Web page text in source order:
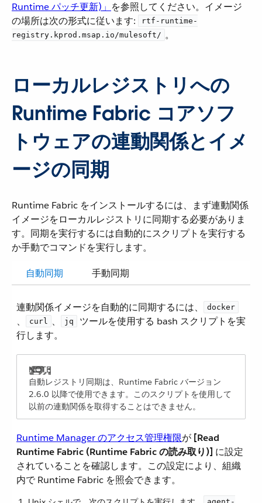
Runtime パッチ更新)」 ​を参照してください。イメージ
の場所は次の形式に従います:
rtf-runtime-
registry.kprod.msap.io/mulesoft/ ​。
ローカルレジストリへの
Runtime Fabric コアソフ
トウェアの連動関係とイメ
ージの同期
Runtime Fabric をインストールするには、まず連動関係
イメージをローカルレジストリに同期する必要がありま
す。同期を実行するには自動的にスクリプトを実行する
か手動でコマンドを実行します。
自動同期 手動同期
連動関係イメージを自動的に同期するには、​ docker
、​
curl ​、​ jq
​ ツールを使用する bash スクリプトを実
行します。
自動レジストリ同期は、Runtime Fabric バージョン
2.6.0 以降で使用できます。このスクリプトを使用して
以前の連動関係を取得することはできません。
Runtime Manager のアクセス管理権限​が ​ [Read
Runtime Fabric (Runtime Fabric の読み取り)] ​ に設定
されていることを確認します。この設定により、組織
内で Runtime Fabric を照会できます。